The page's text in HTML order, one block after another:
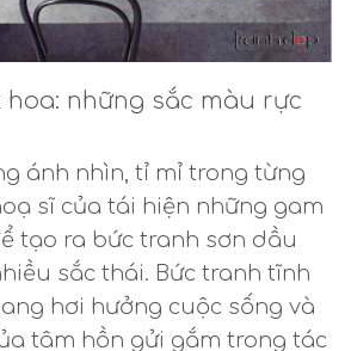
hoa: những sắc màu rực
ánh nhìn, tỉ mỉ trong từng
sĩ của tái hiện những gam
tạo ra bức tranh sơn dầu
sắc thái. Bức tranh tĩnh
hơi hưởng cuộc sống và
tâm hồn gửi gắm trong tác